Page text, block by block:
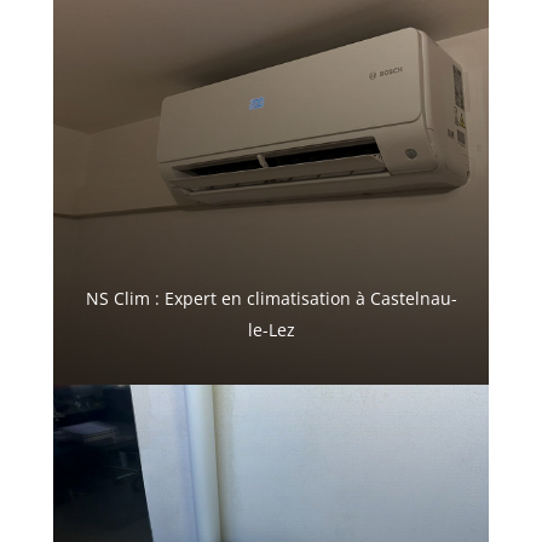
NS Clim : Expert en climatisation à Castelnau-
le-Lez